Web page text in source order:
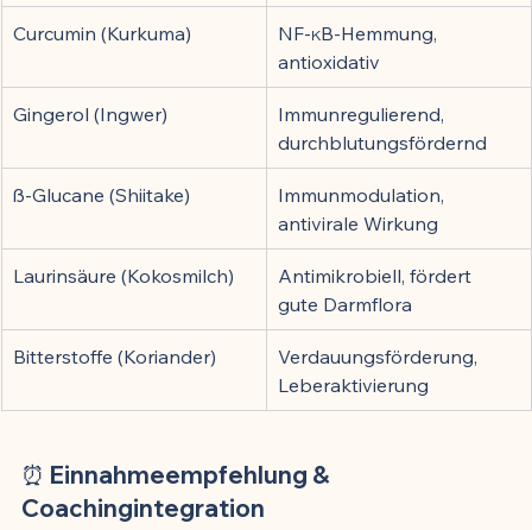
Curcumin (Kurkuma)
NF-κB-Hemmung,
antioxidativ
Gingerol (Ingwer)
Immunregulierend,
durchblutungsfördernd
ß-Glucane (Shiitake)
Immunmodulation,
antivirale Wirkung
Laurinsäure (Kokosmilch)
Antimikrobiell, fördert
gute Darmflora
Bitterstoffe (Koriander)
Verdauungsförderung,
Leberaktivierung
⏰ Einnahmeempfehlung &
Coachingintegration